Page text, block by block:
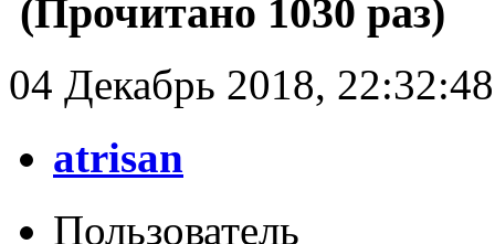
(Прочитано 1030 раз)
04 Декабрь 2018, 22:32:48
atrisan
Пользователь